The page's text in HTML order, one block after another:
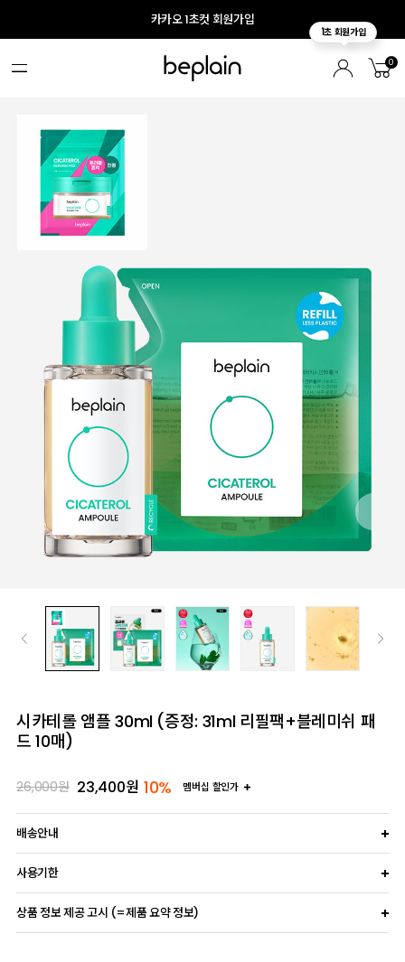
카카오 1초컷 회원가입
0
시카테롤 앰플 30ml (증정: 31ml 리필팩+블레미쉬 패
드 10매)
26,000원 23,400원 10% 멤버십 할인가
배송안내
사용기한
상품 정보 제공 고시 (=제품 요약 정보)